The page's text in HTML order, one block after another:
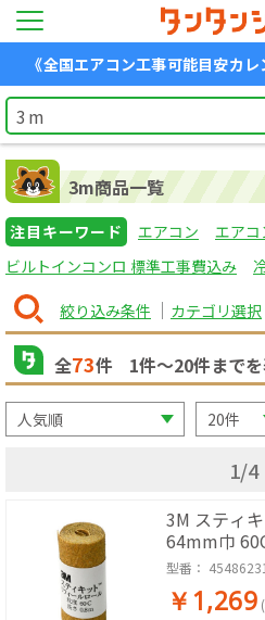
《全国エアコン工事可能目安カレ
3m商品一覧
注目キーワード エアコン エアコ
ビルトインコンロ 標準工事費込み
絞り込み条件 カテゴリ選択
全73件 1件〜20件まで
1/4
3M スティ
64mm巾
型番：
￥1,269